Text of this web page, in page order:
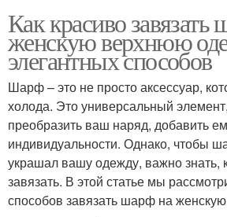
Как красиво завязать
женскую верхнюю
элегантных способов
Шарф – это не просто аксессуар,
холода. Это универсальный
преобразить ваш наряд, добавить
индивидуальности. Однако, чтобы
украшал вашу одежду, важно знать,
завязать. В этой статье мы
способов завязать шарф на